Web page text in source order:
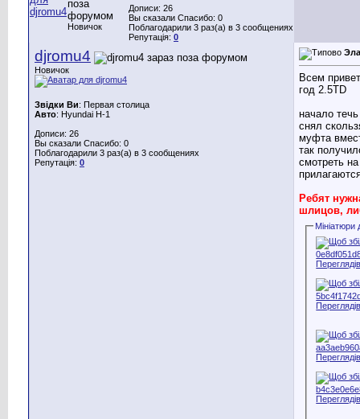
Новичок
Дописи: 26
Вы сказали Спасибо: 0
Поблагодарили 3 раз(а) в 3 сообщениях
Репутація: 0
djromu4
Новичок
Звідки Ви: Первая столица
Авто: Hyundai H-1
Дописи: 26
Вы сказали Спасибо: 0
Поблагодарили 3 раз(а) в 3 сообщениях
Репутація: 0
Всем
год 2.5TD
начало
снял
муфта
так
смотреть
Ребят
шлицов,
Мініатюри